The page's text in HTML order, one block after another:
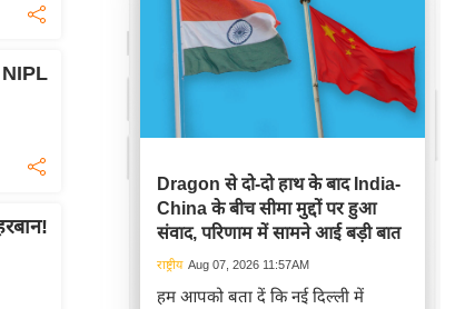
Dragon से दो-दो हाथ के बाद India-
China के बीच सीमा मुद्दों पर हुआ
संवाद, परिणाम में सामने आई बड़ी बात
राष्ट्रीय Aug 07, 2026 11:57AM
हम आपको बता दें कि नई दिल्ली में